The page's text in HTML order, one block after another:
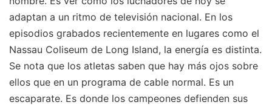
adaptan a un ritmo de televisión nacional. En los
episodios grabados recientemente en lugares como el
Nassau Coliseum de Long Island, la energía es distinta.
Se nota que los atletas saben que hay más ojos sobre
ellos que en un programa de cable normal. Es un
escaparate. Es donde los campeones defienden sus